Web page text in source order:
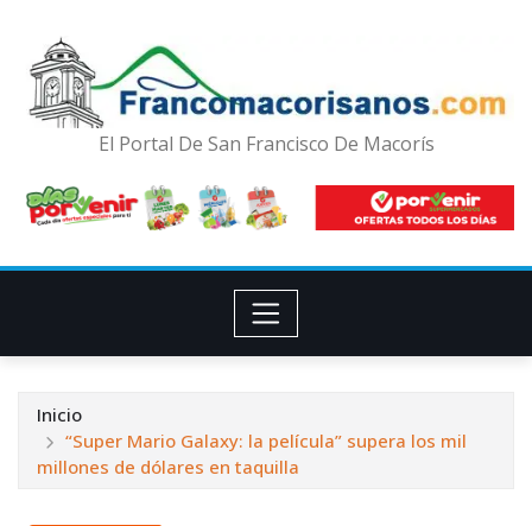
El Portal De San Francisco De Macorís
Inicio
“Super Mario Galaxy: la película” supera los mil
millones de dólares en taquilla